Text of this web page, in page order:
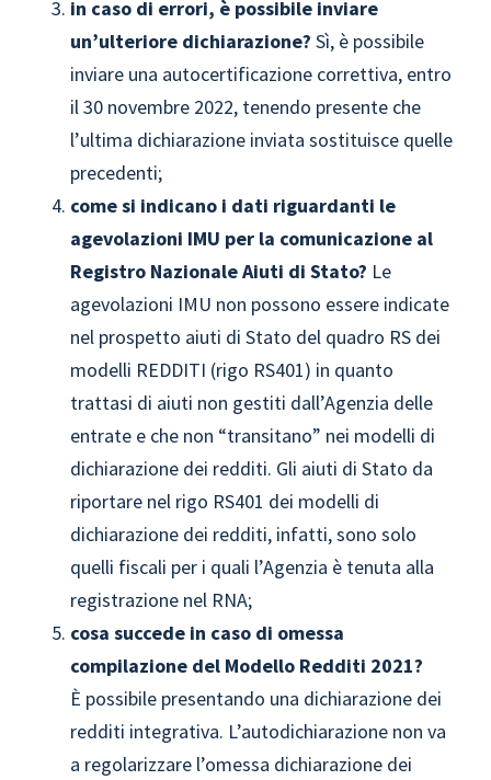
in caso di errori, è possibile inviare
un’ulteriore dichiarazione? Sì, è possibile
inviare una autocertificazione correttiva, entro
il 30 novembre 2022, tenendo presente che
l’ultima dichiarazione inviata sostituisce quelle
precedenti;
come si indicano i dati riguardanti le
agevolazioni IMU per la comunicazione al
Registro Nazionale Aiuti di Stato? Le
agevolazioni IMU non possono essere indicate
nel prospetto aiuti di Stato del quadro RS dei
modelli REDDITI (rigo RS401) in quanto
trattasi di aiuti non gestiti dall’Agenzia delle
entrate e che non “transitano” nei modelli di
dichiarazione dei redditi. Gli aiuti di Stato da
riportare nel rigo RS401 dei modelli di
dichiarazione dei redditi, infatti, sono solo
quelli fiscali per i quali l’Agenzia è tenuta alla
registrazione nel RNA;
cosa succede in caso di omessa
compilazione del Modello Redditi 2021?
È possibile presentando una dichiarazione dei
redditi integrativa. L’autodichiarazione non va
a regolarizzare l’omessa dichiarazione dei